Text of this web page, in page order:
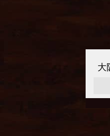
大